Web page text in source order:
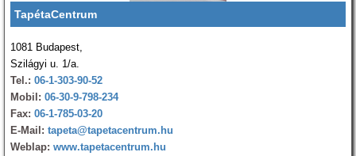
TapétaCentrum
1081 Budapest,
Szilágyi u. 1/a.
Tel.: 06-1-303-90-52
Mobil: 06-30-9-798-234
Fax: 06-1-785-03-20
E-Mail: tapeta@tapetacentrum.hu
Weblap: www.tapetacentrum.hu